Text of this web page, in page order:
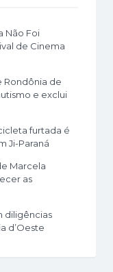
Não Foi
de Cinema
Rondônia de
e exclui
furtada é
Ji-Paraná
Marcela
as
diligências
d’Oeste